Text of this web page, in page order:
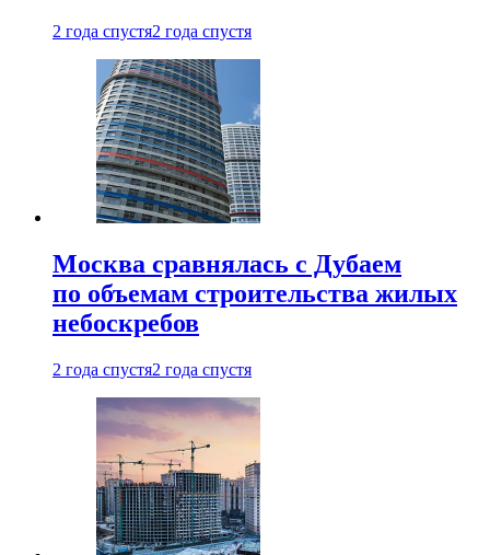
2 года спустя2 года спустя
Москва сравнялась с Дубаем
по объемам строительства жилых
небоскребов
2 года спустя2 года спустя